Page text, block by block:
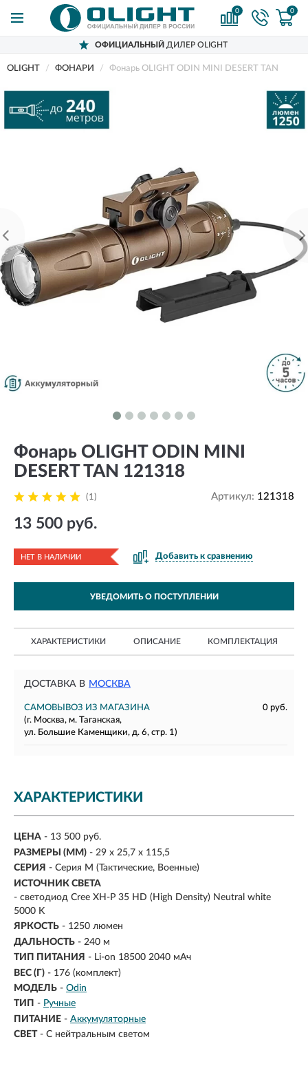
0 0
ОФИЦИАЛЬНЫЙДИЛЕР OLIGHT
OLIGHT ФОНАРИ Фонарь OLIGHT ODIN MINI DESERT TAN
Фонарь OLIGHT ODIN MINI
DESERT TAN 121318
(1) Артикул: 121318
13 500 руб.
НЕТ В НАЛИЧИИ Добавить к сравнению
УВЕДОМИТЬ О ПОСТУПЛЕНИИ
ХАРАКТЕРИСТИКИ ОПИСАНИЕ КОМПЛЕКТАЦИЯ
ДОСТАВКА В МОСКВА
САМОВЫВОЗ ИЗ МАГАЗИНА
0 руб.
(г. Москва, м. Таганская,
ул. Большие Каменщики, д. 6, стр. 1)
ХАРАКТЕРИСТИКИ
ЦЕНА - 13 500 руб.
РАЗМЕРЫ (ММ) - 29 x 25,7 x 115,5
СЕРИЯ - Серия M (Тактические, Военные)
ИСТОЧНИК СВЕТА
- светодиод Cree XH-P 35 HD (High Density) Neutral white
5000 K
ЯРКОСТЬ - 1250 люмен
ДАЛЬНОСТЬ - 240 м
ТИП ПИТАНИЯ - Li-on 18500 2040 мАч
ВЕС (Г) - 176 (комплект)
МОДЕЛЬ - Odin
ТИП - Ручные
ПИТАНИЕ - Аккумуляторные
СВЕТ - С нейтральным светом